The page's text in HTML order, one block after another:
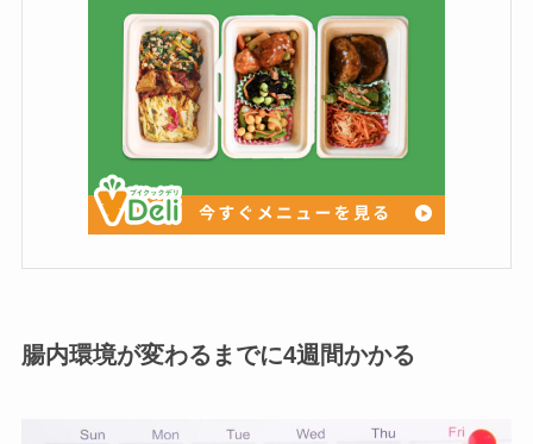
腸内環境が変わるまでに4週間かかる